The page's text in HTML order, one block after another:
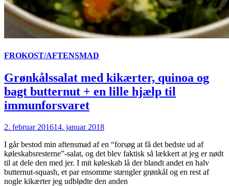
FROKOST/AFTENSMAD
Grønkålssalat med kikærter, quinoa og
bagt butternut + en lille hjælp til
immunforsvaret
2. februar 201614. januar 2018
I går bestod min aftensmad af en “forsøg at få det bedste ud af
køleskabsresterne”-salat, og det blev faktisk så lækkert at jeg er nødt
til at dele den med jer. I mit køleskab lå der blandt andet en halv
butternut-squash, et par ensomme stængler grønkål og en rest af
nogle kikærter jeg udblødte den anden